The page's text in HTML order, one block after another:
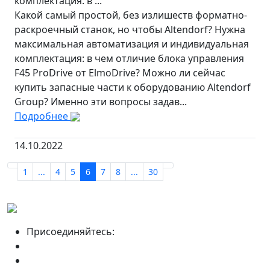
Какой самый простой, без излишеств форматно-
раскроечный станок, но чтобы Altendorf? Нужна
максимальная автоматизация и индивидуальная
комплектация: в чем отличие блока управления
F45 ProDrive от ElmoDrive? Можно ли сейчас
купить запасные части к оборудованию Altendorf
Group? Именно эти вопросы задав...
Подробнее
14.10.2022
1 ... 4 5 6 7 8 ... 30
Присоединяйтесь: